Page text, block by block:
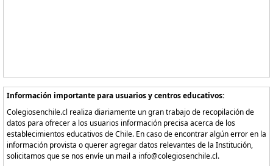
Información importante para usuarios y centros educativos:
Colegiosenchile.cl realiza diariamente un gran trabajo de recopilación de
datos para ofrecer a los usuarios información precisa acerca de los
establecimientos educativos de Chile. En caso de encontrar algún error en la
información provista o querer agregar datos relevantes de la Institución,
solicitamos que se nos envíe un mail a info@colegiosenchile.cl.